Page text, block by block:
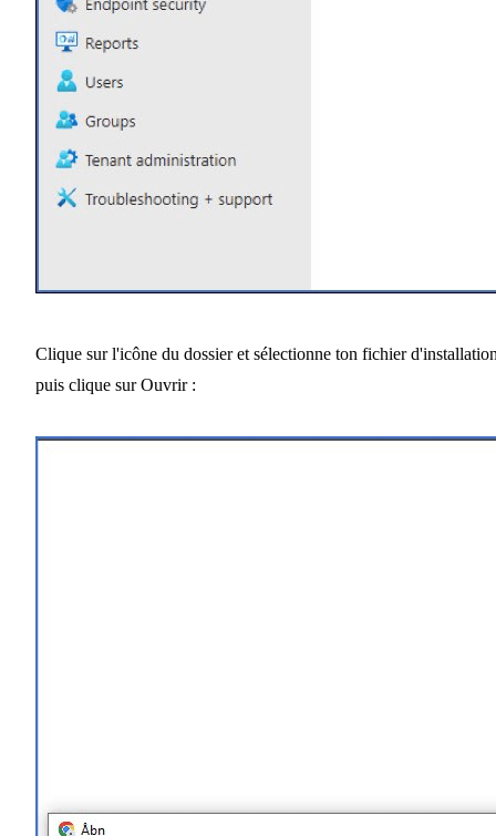
Clique sur l'icône du dossier et sélectionne ton fichier
puis clique sur Ouvrir :